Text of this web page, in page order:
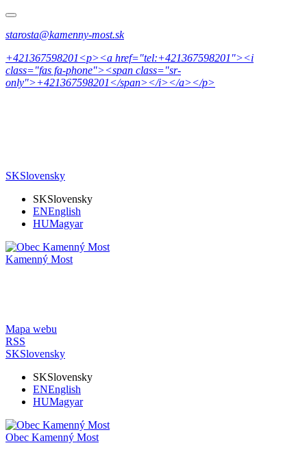
starosta@kamenny-most.sk
+421367598201<p><a href="tel:+421367598201"><i
class="fas fa-phone"><span class="sr-
only">+421367598201</span></i></a></p>
SKSlovensky
SKSlovensky
ENEnglish
HUMagyar
Kamenný Most
Mapa webu
RSS
SKSlovensky
SKSlovensky
ENEnglish
HUMagyar
Obec Kamenný Most